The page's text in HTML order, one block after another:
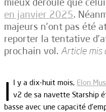
en janvier 2025.
majeurs n’ont pas été
reporter la tentative
prochain vol. Article mis
I l y a dix-huit mois, Elon
v2 de sa navette Starship
basse avec une capacité